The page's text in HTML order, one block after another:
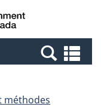
Canada
et
méthodes